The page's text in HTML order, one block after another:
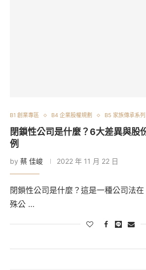
B1 創業專區 B4 企業股權規劃 B5 家族傳承系列
閉鎖性公司是什麼？6大差異與股
例
by 蔡 佳峻 2022 年 11 月 22 日
閉鎖性公司是什麼？這是一種公司法
殊公 …